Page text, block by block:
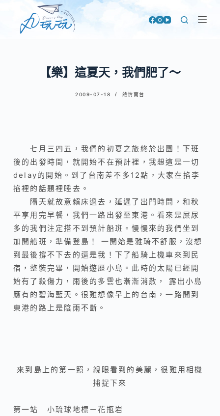
【樂】這夏天，我們肥了～
2009-07-18 熱情南台
七月三四五，我們的初夏之旅終於出團！下班
後的出發時間，就開始不在預計裡，我想這是一切
delay的開始。到了台南差不多12點，大家在掐李
掐裡的話題裡睡去。
隔天就故意賴床過去，延遲了出門時間，和秋
平享用完早餐，我們一路出發至東港。看來是屎尿
多的我們注定搭不到預計船班。慢慢來的我們坐到
加開船班，準備登島！ 一開始是雅琦不舒服，沒想
到最後撐不下去的還是我！下了船騎上機車來到民
宿，整裝完畢，開始遊歷小島。此時的太陽已經開
始有了殺傷力，雨後的多雲也漸漸消散， 露出小島
應有的碧海藍天。很難想像早上的台南，一路開到
東港的路上是陰雨不斷。
來到島上的第一照，親眼看到的美麗，很難用相機
捕捉下來
第一站 小琉球地標－花瓶岩